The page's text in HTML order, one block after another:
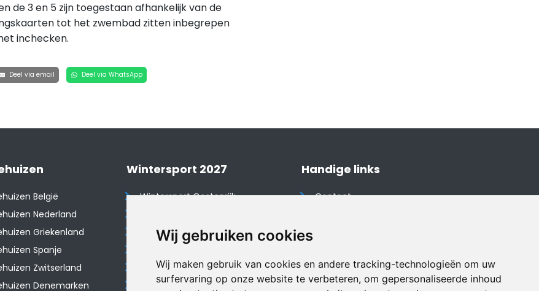
Wij gebruiken cookies
Wij maken gebruik van cookies en andere tracking-technologieën om uw
surfervaring op onze website te verbeteren, om gepersonaliseerde inhoud
de 3 en 5 zijn toegestaan afhankelijk van de
tot het zwembad zitten inbegrepen
inchecken.
Deel via email Deel via WhatsApp
België
Nederland
Griekenland
Spanje
Zwitserland
Denemarken
Wintersport 2027
Wintersport Oostenrijk
Wintersport Tsjechië
Wintersport Duitsland
Wintersport Italië
Handige links
Contact
Disclaimer
Vakantiehuis website